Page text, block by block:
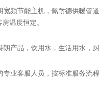
频节能主机，佩耐德供暖管
温度恒定。
产品，饮用水，生活用水，厨
业客服人员，按标准服务流